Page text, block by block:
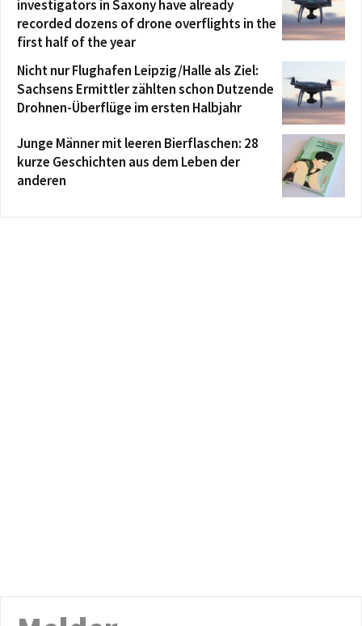
investigators in Saxony have already
recorded dozens of drone overflights in the
first half of the year
Nicht nur Flughafen Leipzig/Halle als Ziel:
Sachsens Ermittler zählten schon Dutzende
Drohnen-Überflüge im ersten Halbjahr
Junge Männer mit leeren Bierflaschen: 28
kurze Geschichten aus dem Leben der
anderen